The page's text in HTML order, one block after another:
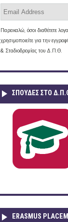
Παρακαλώ, όσοι διαθέτετε
χρησιμοποιείτε για την
& Σταδιοδρομίας του Δ.Π.Θ.
ΣΠΟΥΔΈΣ ΣΤΟ
ERASMUS